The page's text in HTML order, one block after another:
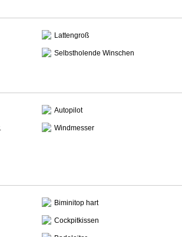
Lattengroß
Selbstholende Winschen
Autopilot
Windmesser
Biminitop hart
Cockpitkissen